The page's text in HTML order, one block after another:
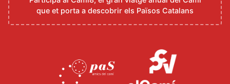
que et porta a descobrir els Països Catalans